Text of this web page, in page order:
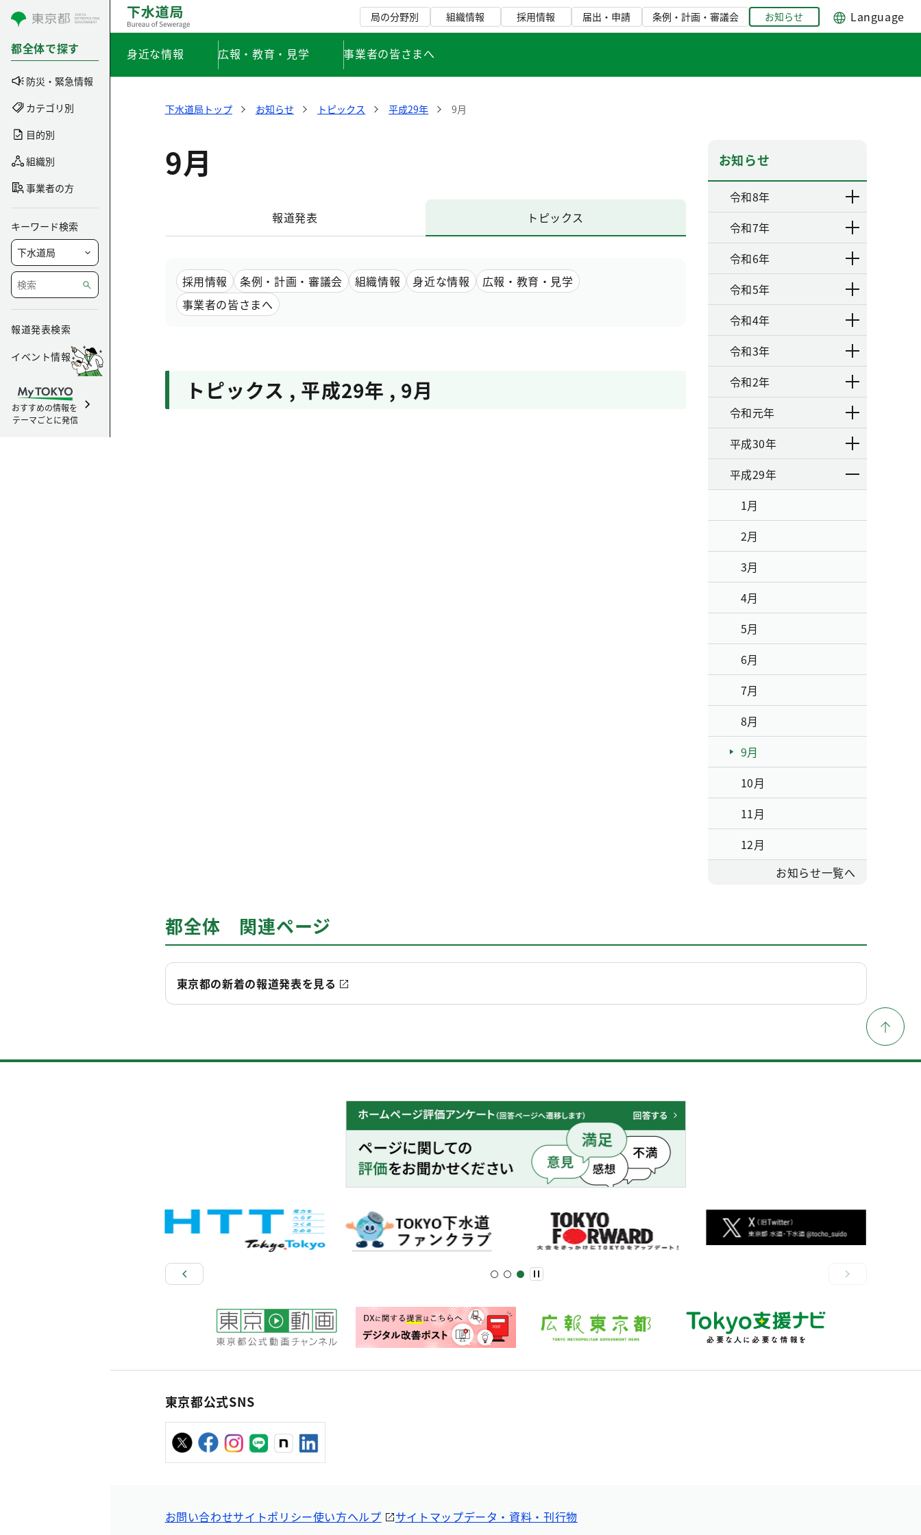
コンテンツにスキップ
都全体で探す
防災・緊急情報
カテゴリ別
目的別
組織別
事業者の方
キーワード検索
報道発表検索
イベント情報
おすすめの情報を
テーマごとに発信
局の分野別 組織情報 採用情報 届出・申請 条例・計画・審議会 お知らせ Language
身近な情報 広報・教育・見学 事業者の皆さまへ
下水道局トップ お知らせ トピックス 平成29年 9月
9月
報道発表 トピックス
採用情報 条例・計画・審議会 組織情報 身近な情報
広報・教育・見学
事業者の皆さまへ
トピックス , 平成29年 , 9月
お知らせ
令和8年
令和7年
令和6年
令和5年
令和4年
令和3年
令和2年
令和元年
平成30年
平成29年
1月
2月
3月
4月
5月
6月
7月
8月
9月
10月
11月
12月
お知らせ一覧へ
都全体 関連ページ
東京都の新着の報道発表を見る
東京都公式SNS
お問い合わせサイトポリシー使い方ヘルプ サイトマップデータ・資料・刊行物